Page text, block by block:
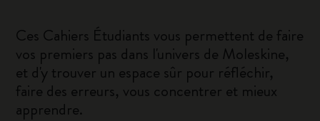
Ces Cahiers Étudiants vous permettent de faire
vos premiers pas dans l'univers de Moleskine,
et d'y trouver un espace sûr pour réfléchir,
faire des erreurs, vous concentrer et mieux
apprendre.